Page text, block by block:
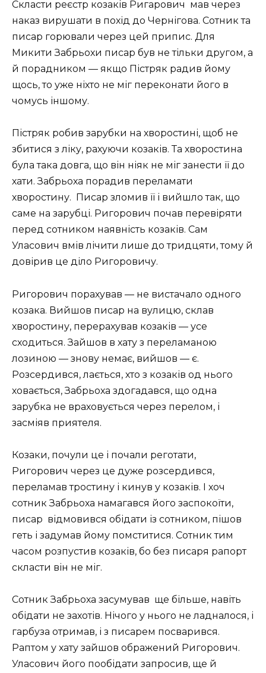
Скласти реєстр козаків Ригарович мав через
наказ вирушати в похід до Чернігова. Сотник та
писар горювали через цей припис. Для
Микити Забрьохи писар був не тільки другом, а
й порадником — якщо Пістряк радив йому
щось, то уже ніхто не міг переконати його в
чомусь іншому.
Пістряк робив зарубки на хворостині, щоб не
збитися з ліку, рахуючи козаків. Та хворостина
була така довга, що він ніяк не міг занести її до
хати. Забрьоха порадив переламати
хворостину. Писар зломив її і вийшло так, що
саме на зарубці. Ригорович почав перевіряти
перед сотником наявність козаків. Сам
Уласович вмів лічити лише до тридцяти, тому й
довірив це діло Ригоровичу.
Ригорович порахував — не вистачало одного
козака. Вийшов писар на вулицю, склав
хворостину, перерахував козаків — усе
сходиться. Зайшов в хату з переламаною
лозиною — знову немає, вийшов — є.
Розсердився, лається, хто з козаків од нього
ховається, Забрьоха здогадався, що одна
зарубка не враховується через перелом, і
засміяв приятеля.
Козаки, почули це і почали реготати,
Ригорович через це дуже розсердився,
переламав тростину і кинув у козаків. І хоч
сотник Забрьоха намагався його заспокоїти,
писар відмовився обідати із сотником, пішов
геть і задумав йому помститися. Сотник тим
часом розпустив козаків, бо без писаря рапорт
скласти він не міг.
Сотник Забрьоха засумував ще більше, навіть
обідати не захотів. Нічого у нього не ладналося, і
гарбуза отримав, і з писарем посварився.
Раптом у хату зайшов ображений Ригорович.
Уласович його пообідати запросив, ще й